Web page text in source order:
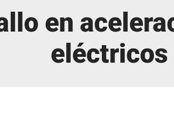
en
eléctricos